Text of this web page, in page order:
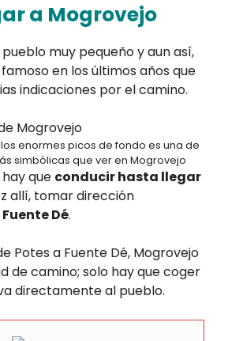
a Mogrovejo
muy pequeño y aun así,
en los últimos años que
indicaciones por el camino.
enormes picos de fondo es una de
simbólicas que ver en Mogrovejo
que conducir hasta llegar
allí, tomar dirección
Dé.
Potes a Fuente Dé, Mogrovejo
de camino; solo hay que coger
directamente al pueblo.